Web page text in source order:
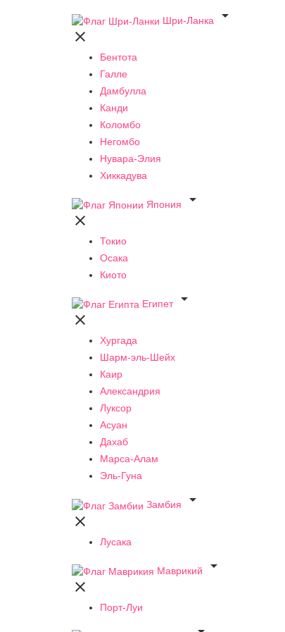
Шри-Ланка


Бентота
Галле
Дамбулла
Канди
Коломбо
Негомбо
Нувара-Элия
Хиккадува
Япония


Токио
Осака
Киото
Египет


Хургада
Шарм-эль-Шейх
Каир
Александрия
Луксор
Асуан
Дахаб
Марса-Алам
Эль-Гуна
Замбия


Лусака
Маврикий


Порт-Луи